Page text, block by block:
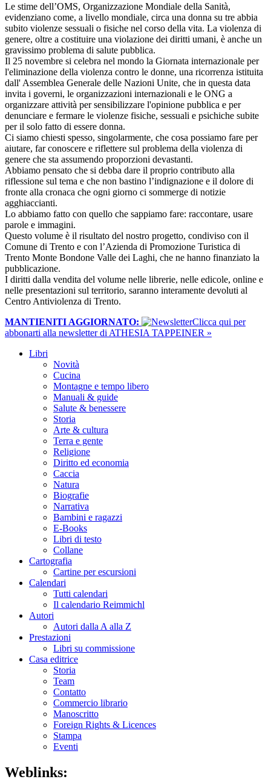
Le stime dell’OMS, Organizzazione Mondiale della Sanità,
evidenziano come, a livello mondiale, circa una donna su tre abbia
subito violenze sessuali o fisiche nel corso della vita. La violenza di
genere, oltre a costituire una violazione dei diritti umani, è anche un
gravissimo problema di salute pubblica.
Il 25 novembre si celebra nel mondo la Giornata internazionale per
l'eliminazione della violenza contro le donne, una ricorrenza istituita
dall' Assemblea Generale delle Nazioni Unite, che in questa data
invita i governi, le organizzazioni internazionali e le ONG a
organizzare attività per sensibilizzare l'opinione pubblica e per
denunciare e fermare le violenze fisiche, sessuali e psichiche subite
per il solo fatto di essere donna.
Ci siamo chiesti spesso, singolarmente, che cosa possiamo fare per
aiutare, far conoscere e riflettere sul problema della violenza di
genere che sta assumendo proporzioni devastanti.
Abbiamo pensato che si debba dare il proprio contributo alla
riflessione sul tema e che non bastino l’indignazione e il dolore di
fronte alla cronaca che ogni giorno ci sommerge di notizie
agghiaccianti.
Lo abbiamo fatto con quello che sappiamo fare: raccontare, usare
parole e immagini.
Questo volume è il risultato del nostro progetto, condiviso con il
Comune di Trento e con l’Azienda di Promozione Turistica di
Trento Monte Bondone Valle dei Laghi, che ne hanno finanziato la
pubblicazione.
I diritti dalla vendita del volume nelle librerie, nelle edicole, online e
nelle presentazioni sul territorio, saranno interamente devoluti al
Centro Antiviolenza di Trento.
MANTIENITI AGGIORNATO:
​Clicca qui per
abbonarti alla newsletter di ATHESIA TAPPEINER »
Libri
Novità
Cucina
Montagne e tempo libero
Manuali & guide
Salute & benessere
Storia
Arte & cultura
Terra e gente
Religione
Diritto ed economia
Caccia
Natura
Biografie
Narrativa
Bambini e ragazzi
E-Books
Libri di testo
Collane
Cartografia
Cartine per escursioni
Calendari
Tutti calendari
Il calendario Reimmichl
Autori
Autori dalla A alla Z
Prestazioni
Libri su commissione
Casa editrice
Storia
Team
Contatto
Commercio librario
Manoscritto
Foreign Rights & Licences
Stampa
Eventi
Weblinks: